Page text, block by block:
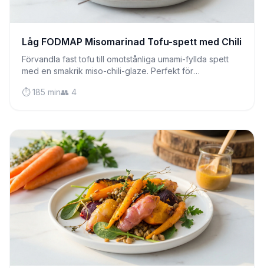
Låg FODMAP Misomarinad Tofu-spett med Chili
Förvandla fast tofu till omotstånliga umami-fyllda spett
med en smakrik miso-chili-glaze. Perfekt för
⏱️ 185 min👥 4